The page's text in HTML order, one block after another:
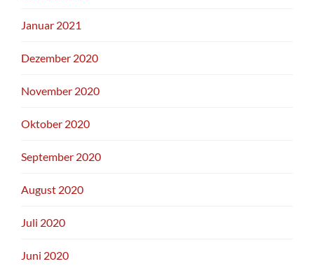
Januar 2021
Dezember 2020
November 2020
Oktober 2020
September 2020
August 2020
Juli 2020
Juni 2020